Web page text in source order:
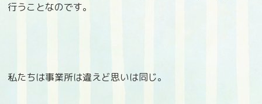
行うことなのです。
私たちは事業所は違えど思いは同じ。